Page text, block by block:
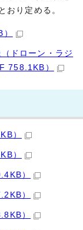
おり定める。
ドローン・ラジ
758.1KB）
）
）
）
）
）